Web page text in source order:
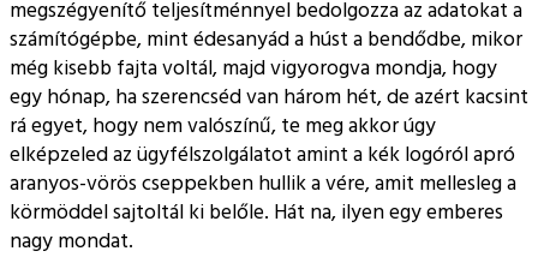
megszégyenítő teljesítménnyel bedolgozza az adatokat a
számítógépbe, mint édesanyád a húst a bendődbe, mikor
még kisebb fajta voltál, majd vigyorogva mondja, hogy
egy hónap, ha szerencséd van három hét, de azért kacsint
rá egyet, hogy nem valószínű, te meg akkor úgy
elképzeled az ügyfélszolgálatot amint a kék logóról apró
aranyos-vörös cseppekben hullik a vére, amit mellesleg a
körmöddel sajtoltál ki belőle. Hát na, ilyen egy emberes
nagy mondat.